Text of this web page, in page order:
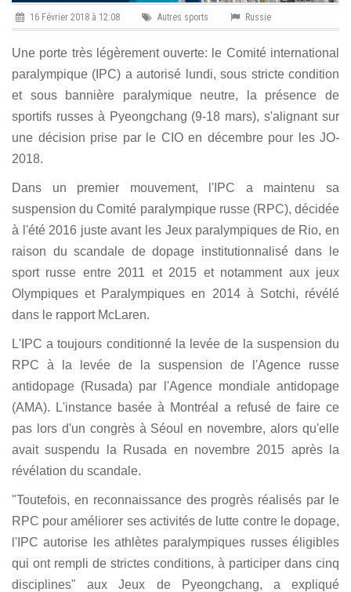
16 Février 2018 à 12:08 Autres sports Russie
Une porte très légèrement ouverte: le Comité international
paralympique (IPC) a autorisé lundi, sous stricte condition
et sous bannière paralymique neutre, la présence de
sportifs russes à Pyeongchang (9-18 mars), s'alignant sur
une décision prise par le CIO en décembre pour les JO-
2018.
Dans un premier mouvement, l'IPC a maintenu sa
suspension du Comité paralympique russe (RPC), décidée
à l'été 2016 juste avant les Jeux paralympiques de Rio, en
raison du scandale de dopage institutionnalisé dans le
sport russe entre 2011 et 2015 et notamment aux jeux
Olympiques et Paralympiques en 2014 à Sotchi, révélé
dans le rapport McLaren.
L'IPC a toujours conditionné la levée de la suspension du
RPC à la levée de la suspension de l'Agence russe
antidopage (Rusada) par l'Agence mondiale antidopage
(AMA). L'instance basée à Montréal a refusé de faire ce
pas lors d'un congrès à Séoul en novembre, alors qu'elle
avait suspendu la Rusada en novembre 2015 après la
révélation du scandale.
"Toutefois, en reconnaissance des progrès réalisés par le
RPC pour améliorer ses activités de lutte contre le dopage,
l'IPC autorise les athlètes paralympiques russes éligibles
qui ont rempli de strictes conditions, à participer dans cinq
disciplines" aux Jeux de Pyeongchang, a expliqué